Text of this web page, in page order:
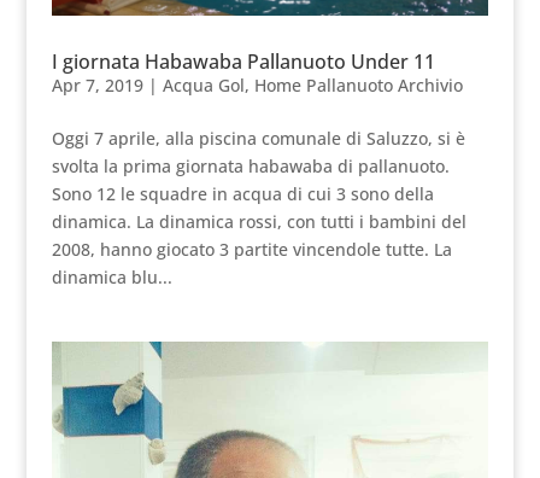
I giornata Habawaba Pallanuoto Under 11
Apr 7, 2019| Acqua Gol, Home Pallanuoto Archivio
Oggi 7 aprile, alla piscina comunale di Saluzzo, si è
svolta la prima giornata habawaba di pallanuoto.
Sono 12 le squadre in acqua di cui 3 sono della
dinamica. La dinamica rossi, con tutti i bambini del
2008, hanno giocato 3 partite vincendole tutte. La
dinamica blu...